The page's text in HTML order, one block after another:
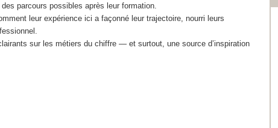
parcours possibles après leur formation.
leur expérience ici a façonné leur trajectoire, nourri leurs
sur les métiers du chiffre — et surtout, une source d’inspiration